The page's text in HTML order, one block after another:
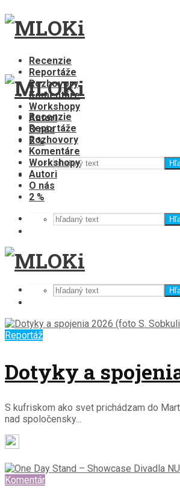
Recenzie
Reportáže
Rozhovory
Komentáre
Workshopy
Autori
O nás
2 %
Recenzie
Reportáže
Rozhovory
Komentáre
Workshopy
Autori
O nás
2 %
Reportáž
Dotyky a
S kufriskom ako svet prichádzam do
nad spoločensky...
Komentár